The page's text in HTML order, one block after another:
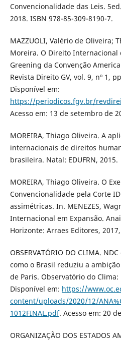
Convencionalidade das Leis.
2018. ISBN 978-85-309-8190-7.
MAZZUOLI, Valério de Oliveira;
Moreira. O Direito Internacional
Greening da Convenção
Revista Direito GV, vol. 9, nº 1,
Disponível em:
https://periodicos.fgv.br/
Acesso em: 13 de setembro de
MOREIRA, Thiago Oliveira. A
internacionais de direitos
brasileira. Natal: EDUFRN, 2015.
MOREIRA, Thiago Oliveira. O
Convencionalidade pela Corte
assimétricas. In. MENEZES,
Internacional em Expansão.
Horizonte: Arraes Editores,
OBSERVATÓRIO DO CLIMA.
como o Brasil reduziu a
de Paris. Observatório do
Disponível em: https://
content/uploads/2020/12/
1012FINAL.pdf. Acesso em: 20
ORGANIZAÇÃO DOS ESTADOS